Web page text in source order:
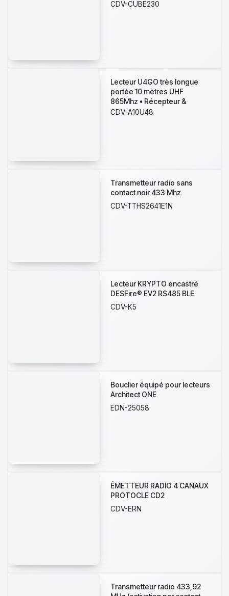
CDV-CUBE230
Lecteur U4GO très longue
portée 10 mètres UHF
865Mhz • Récepteur &
alimentation 12/24V DC inclus
véhicules
CDV-A10U48
Transmetteur radio sans
contact noir 433 Mhz
CDV-TTHS2641E1N
Lecteur KRYPTO encastré
DESFire® EV2 RS485 BLE
CDV-K5
Bouclier équipé pour lecteurs
Architect ONE
EDN-25058
ÉMETTEUR RADIO 4 CANAUX
PROTOCLE CD2
CDV-ERN
Transmetteur radio 433,92